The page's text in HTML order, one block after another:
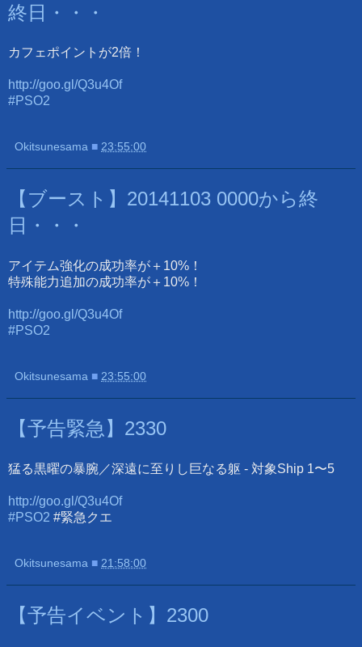
終日・・・
カフェポイントが2倍！
http://goo.gl/Q3u4Of
#PSO2
Okitsunesama ■ 23:55:00
【ブースト】20141103 0000から終
日・・・
アイテム強化の成功率が＋10%！
特殊能力追加の成功率が＋10%！
http://goo.gl/Q3u4Of
#PSO2
Okitsunesama ■ 23:55:00
【予告緊急】2330
猛る黒曜の暴腕／深遠に至りし巨なる躯 - 対象Ship 1〜5
http://goo.gl/Q3u4Of
#PSO2 #緊急クエ
Okitsunesama ■ 21:58:00
【予告イベント】2300